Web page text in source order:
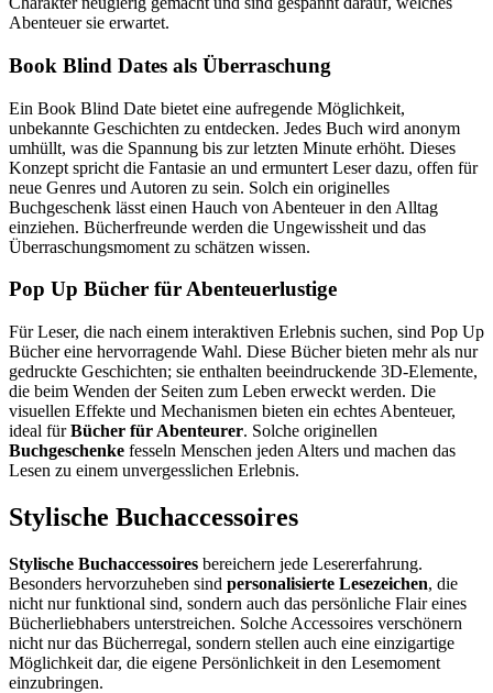
Abenteuer sie erwartet.
Book Blind Dates als Überraschung
Ein Book Blind Date bietet eine aufregende Möglichkeit,
unbekannte Geschichten zu entdecken. Jedes Buch wird anonym
umhüllt, was die Spannung bis zur letzten Minute erhöht. Dieses
Konzept spricht die Fantasie an und ermuntert Leser dazu, offen für
neue Genres und Autoren zu sein. Solch ein originelles
Buchgeschenk lässt einen Hauch von Abenteuer in den Alltag
einziehen. Bücherfreunde werden die Ungewissheit und das
Überraschungsmoment zu schätzen wissen.
Pop Up Bücher für Abenteuerlustige
Für Leser, die nach einem interaktiven Erlebnis suchen, sind Pop Up
Bücher eine hervorragende Wahl. Diese Bücher bieten mehr als nur
gedruckte Geschichten; sie enthalten beeindruckende 3D-Elemente,
die beim Wenden der Seiten zum Leben erweckt werden. Die
visuellen Effekte und Mechanismen bieten ein echtes Abenteuer,
ideal fürBücher für Abenteurer. Solche originellen
Buchgeschenke fesseln Menschen jeden Alters und machen das
Lesen zu einem unvergesslichen Erlebnis.
Stylische Buchaccessoires
Stylische Buchaccessoires bereichern jede Lesererfahrung.
Besonders hervorzuheben sind personalisierte Lesezeichen, die
nicht nur funktional sind, sondern auch das persönliche Flair eines
Bücherliebhabers unterstreichen. Solche Accessoires verschönern
nicht nur das Bücherregal, sondern stellen auch eine einzigartige
Möglichkeit dar, die eigene Persönlichkeit in den Lesemoment
einzubringen.